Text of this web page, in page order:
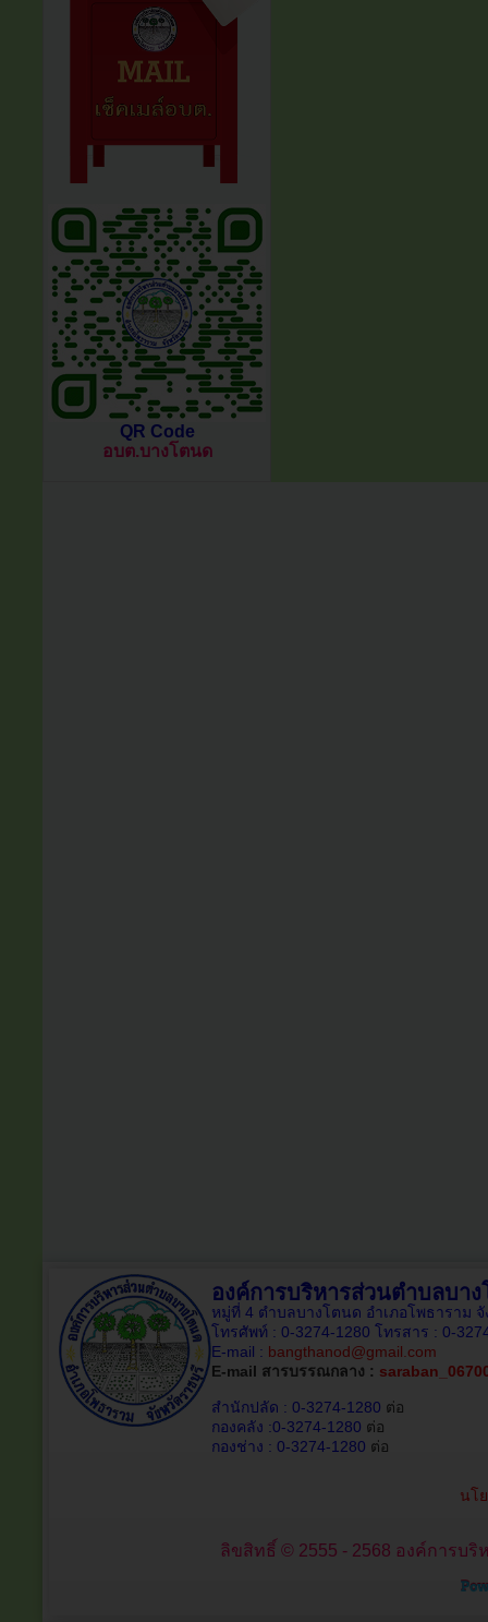
QR Code
อบต.บางโตนด
องค์การบริหารส่วนตำบลบา
หมู่ที่ 4 ตำบลบางโตนด อำเภอโพธาราม
โทรศัพท์ : 0-3274-1280 โทรสาร : 0-
E-mail : bangthanod@gmail.com
E-mail สารบรรณกลาง :
สำนักปลัด : 0-3274-1280 ต่อ
กองคลัง :0-3274-1280 ต่อ
กองช่าง : 0-3274-1280 ต่อ
นโ
ลิขสิทธิ์ © 2555 - 2568 องค์การบ